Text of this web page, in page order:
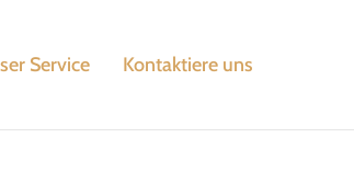
Service Kontaktiere uns